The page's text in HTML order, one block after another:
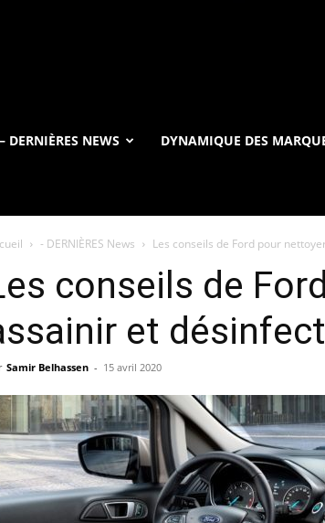
– DERNIÈRES NEWS DYNAMIQUE DES
- DERNIÈRES News Les conseils de Ford pour
conseils de
et
Samir Belhassen - 15 avril 2020